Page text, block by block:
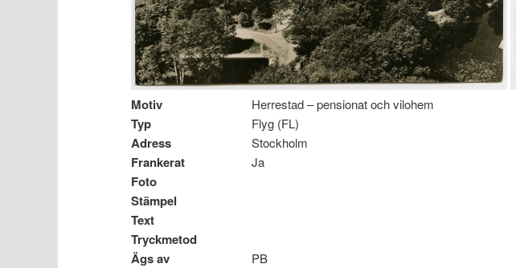
Motiv Herrestad – pensionat och vilohem
Typ Flyg (FL)
Adress Stockholm
Frankerat
Ja
Foto
Stämpel
Text
Tryckmetod
Ägs av PB